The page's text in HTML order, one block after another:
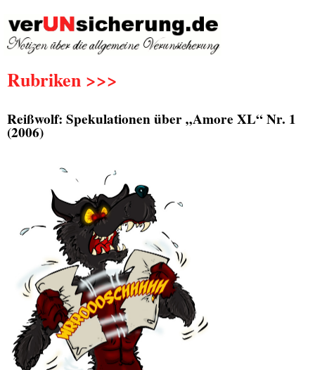
Rubriken >>>
Reißwolf: Spekulationen über „Amore XL“ Nr. 1
(2006)